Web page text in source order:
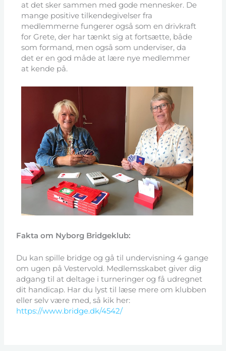
at det sker sammen med gode mennesker. De
mange positive tilkendegivelser fra
medlemmerne fungerer også som en drivkraft
for Grete, der har tænkt sig at fortsætte, både
som formand, men også som underviser, da
det er en god måde at lære nye medlemmer
at kende på.
Fakta om Nyborg Bridgeklub:
Du kan spille bridge og gå til undervisning 4 gange
om ugen på Vestervold. Medlemsskabet giver dig
adgang til at deltage i turneringer og få udregnet
dit handicap. Har du lyst til læse mere om klubben
eller selv være med, så kik her:
https://www.bridge.dk/4542/